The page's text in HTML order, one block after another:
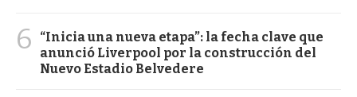
6
“Inicia una nueva etapa”: la fecha clave que
anunció Liverpool por la construcción del
Nuevo Estadio Belvedere